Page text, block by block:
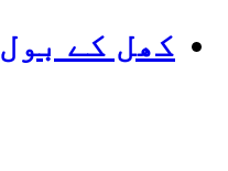
کھل کے بول